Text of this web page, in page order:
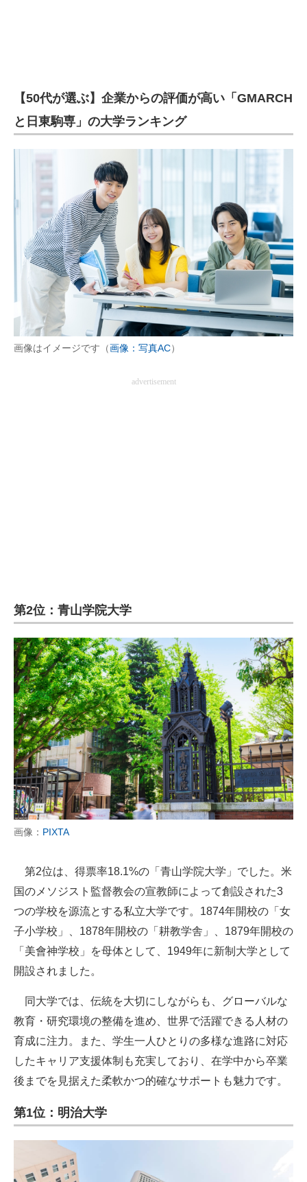
【50代が選ぶ】企業からの評価が高い「GMARCH
と日東駒専」の大学ランキング
画像はイメージです（画像：写真AC）
advertisement
第2位：青山学院大学
画像： PIXTA
第2位は、得票率18.1%の「青山学院大学」でした。米
国のメソジスト監督教会の宣教師によって創設された3
つの学校を源流とする私立大学です。1874年開校の「女
子小学校」、1878年開校の「耕教学舎」、1879年開校の
「美會神学校」を母体として、1949年に新制大学として
開設されました。
同大学では、伝統を大切にしながらも、グローバルな
教育・研究環境の整備を進め、世界で活躍できる人材の
育成に注力。また、学生一人ひとりの多様な進路に対応
したキャリア支援体制も充実しており、在学中から卒業
後までを見据えた柔軟かつ的確なサポートも魅力です。
第1位：明治大学